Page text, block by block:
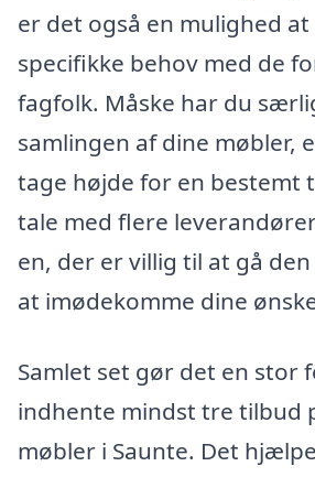
er det også en mulighed
specifikke behov med de
fagfolk. Måske har du
samlingen af dine møbler,
tage højde for en bestemt
tale med flere
en, der er villig til at gå
at imødekomme dine
Samlet set gør det en stor
indhente mindst tre tilbud
møbler i Saunte. Det